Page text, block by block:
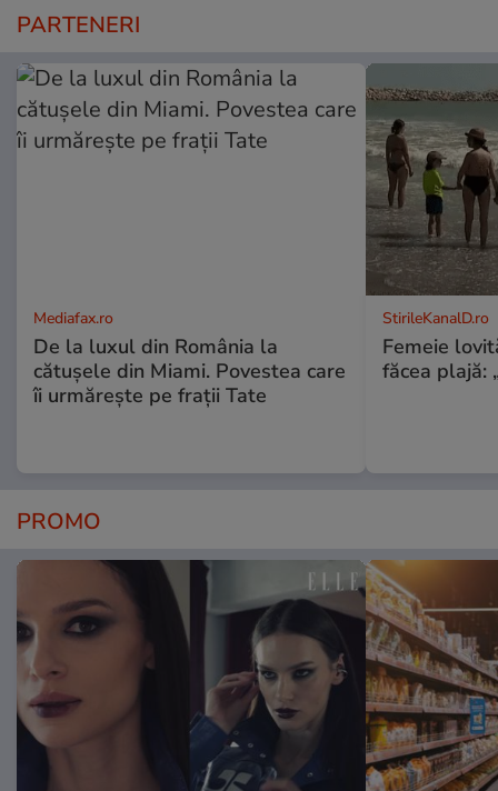
PARTENERI
Mediafax.ro
De la luxul din România la
cătușele din Miami. Povestea care
îi urmărește pe frații Tate
StirileKanalD.ro
Femeie
făcea plajă:
PROMO